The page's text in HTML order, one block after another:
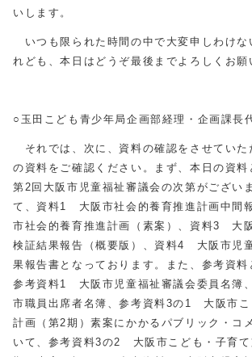
いします。
いつも限られた時間の中で大変申しわけな
れども、本日はどうぞ最後までよろしくお願
○玉田こども青少年局企画部経理・企画課長
それでは、次に、資料の確認をさせていた
の資料をご確認ください。まず、本日の資料
第2回大阪市児童福祉審議会の次第がござい
て、資料1 大阪市社会的養育推進計画中間
市社会的養育推進計画（素案）、資料3 大
検証結果報告（概要版）、資料4 大阪市児
果報告書となっております。また、参考資料
参考資料1 大阪市児童福祉審議会委員名簿
市職員出席者名簿、参考資料3の1 大阪市こ
計画（第2期）素案にかかるパブリック・コ
いて、参考資料3の2 大阪市こども・子育て